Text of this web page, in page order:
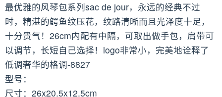
最优雅的风琴包系列sac de jour，永远的经典不过
时，精湛的鳄鱼纹压花，纹路清晰而且光泽度十足，
十分贵气！26cm内配有中隔，可取出做手包，肩带可
以调节，长短自己选择！logo非常小，完美地诠释了
低调奢华的格调-8827
型号：
尺寸：26x20.5x12.5cm